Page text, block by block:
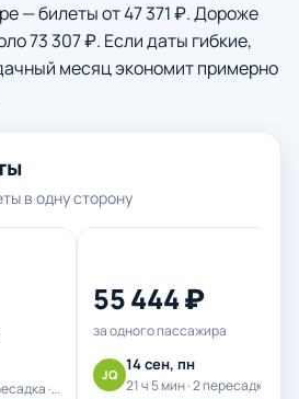
— билеты от 47 371 ₽. Дороже
73 307 ₽. Если даты гибкие,
месяц экономит примерно
в одну сторону
21 ч 50 мин · 1 пересадка · CZ
55 444 ₽
за одного пассажира
JQ
14 сен, пн